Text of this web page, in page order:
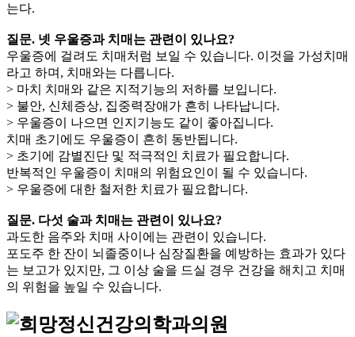
는다.
질문. 넷 우울증과 치매는 관련이 있나요?
우울증에 걸려도 치매처럼 보일 수 있습니다. 이것을 가성치매
라고 하며, 치매와는 다릅니다.
> 마치 치매와 같은 지적기능의 저하를 보입니다.
> 불안, 신체증상, 집중력장애가 흔히 나타납니다.
> 우울증이 나으면 인지기능도 같이 좋아집니다.
치매 초기에도 우울증이 흔히 동반됩니다.
> 초기에 감별진단 및 적극적인 치료가 필요합니다.
반복적인 우울증이 치매의 위험요인이 될 수 있습니다.
> 우울증에 대한 철저한 치료가 필요합니다.
질문. 다섯 술과 치매는 관련이 있나요?
과도한 음주와 치매 사이에는 관련이 있습니다.
포도주 한 잔이 뇌졸중이나 심장질환을 예방하는 효과가 있다
는 보고가 있지만, 그 이상 술을 드실 경우 건강을 해치고 치매
의 위험을 높일 수 있습니다.